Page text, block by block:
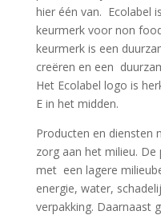
hier één van. Ecolabel
keurmerk voor non
keurmerk is een
creëren en een
Het Ecolabel logo is
E in het midden.
Producten en diensten
zorg aan het milieu.
met een lagere
energie, water,
verpakking. Daarnaast